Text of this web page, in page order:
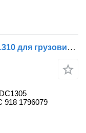
Бортовой компьютер Scania DC1310 для грузовика Scania R serial по запчастям
918 1796079